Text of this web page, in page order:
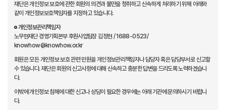
재단은 개인정보 보호에 관한 회원의 의견과 불만을 청취하고 신속하게 처리하기 위해 아래와
같이 개인정보보호책임자를 지정하고 있습니다.
개인정보관리책임자
노무현재단 경영기획본부 후원사업팀장 김정현 / 1688-0523/
knowhow@knowhow.or.kr
회원은 모든 개인정보 보호 관련 민원을 개인정보관리책임자나 담당자 혹은 담당부서로 신고할
수 있습니다. 재단은 회원의 신고사항에 대해 신속하고 충분한 답변을 드리도록 노력하겠습니
다.
이밖에 개인정보 침해에 대한 신고나 상담이 필요한 경우에는 아래 기관에 문의하시기 바랍니
다.